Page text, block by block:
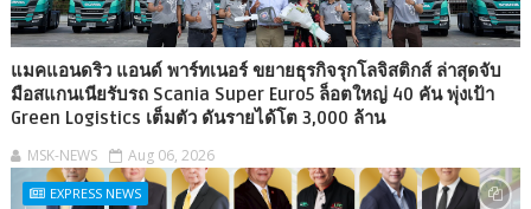
แมคแอนดริว แอนด์ พาร์ทเนอร์ ขยายธุรกิจรุกโลจิสติกส์ ล่าสุดจับ
มือสแกนเนียรับรถ Scania Super Euro5 ล็อตใหญ่ 40 คัน พุ่งเป้า
Green Logistics เต็มตัว ดันรายได้โต 3,000 ล้าน
MSK-NEWS Aug 06, 2026
EXPRESS NEWS